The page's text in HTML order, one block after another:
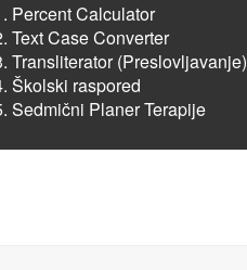
Percent Calculator
Text Case Converter
Transliterator (Preslovljavanje)
Školski raspored
Sedmični Planer Terapije